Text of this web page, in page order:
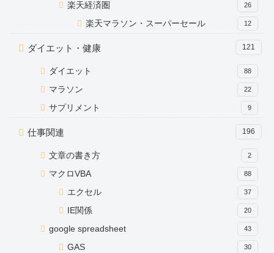
楽天経済圏 26
楽天マラソン・スーパーセール 12
ダイエット・健康 121
ダイエット 88
マラソン 22
サプリメント 9
仕事関連 196
文章の書き方 2
マクロVBA 88
エクセル 37
IE関係 20
google spreadsheet 43
GAS 30